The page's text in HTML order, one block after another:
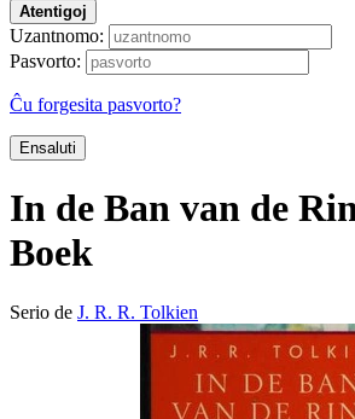
Atentigoj
Uzantnomo:
Pasvorto:
Ĉu forgesita pasvorto?
Ensaluti
In de Ban van de
Boek
Serio de J. R. R. Tolkien